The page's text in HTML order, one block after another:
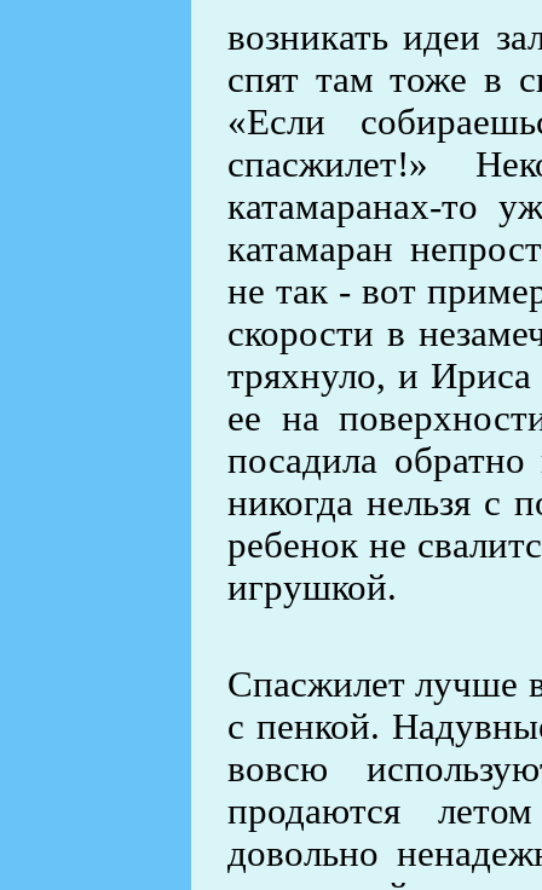
возникать идеи
спят там тоже в
«Если
спасжилет!»
катамаранах-то
катамаран
не так - вот
скорости в
тряхнуло, и Ириса
ее на
посадила
никогда нельзя с
ребенок не
игрушкой.
Спасжилет лучше
с пенкой.
вовсю
продаются
довольно